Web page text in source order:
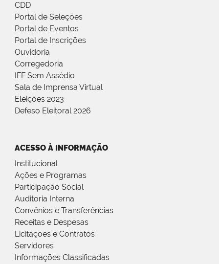
CDD
Portal de Seleções
Portal de Eventos
Portal de Inscrições
Ouvidoria
Corregedoria
IFF Sem Assédio
Sala de Imprensa Virtual
Eleições 2023
Defeso Eleitoral 2026
ACESSO À INFORMAÇÃO
Institucional
Ações e Programas
Participação Social
Auditoria Interna
Convênios e Transferências
Receitas e Despesas
Licitações e Contratos
Servidores
Informações Classificadas